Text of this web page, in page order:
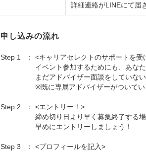
詳細連絡がLINEにて届
申し込みの流れ
Step 1
<キャリアセレクトのサポートを受
イベント参加するためにも、あな
まだアドバイザー面談をしていな
※既に専属アドバイザーがついてい
Step 2
<エントリー！>
締め切り日より早く募集終了する場
早めにエントリーしましょう！
Step 3
<プロフィールを記入>